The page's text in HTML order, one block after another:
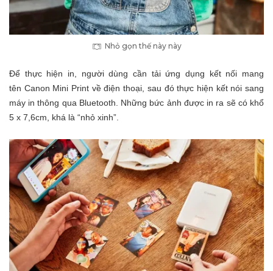
Nhỏ gọn thế này này
Để thực hiện in, người dùng cần tải ứng dụng kết nối mang
tên Canon Mini Print về điện thoại, sau đó thực hiện kết nói sang
máy in thông qua Bluetooth. Những bức ảnh được in ra sẽ có khổ
5 x 7,6cm, khá là “nhỏ xinh”.